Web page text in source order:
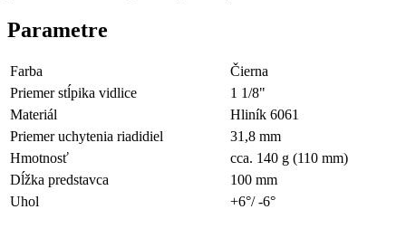
Parametre
Farba
Čierna
Priemer stĺpika vidlice
1 1/8"
Materiál
Hliník 6061
Priemer uchytenia riadidiel
31,8 mm
Hmotnosť
cca. 140 g (110 mm)
Dĺžka predstavca
100 mm
Uhol
+6°/ -6°